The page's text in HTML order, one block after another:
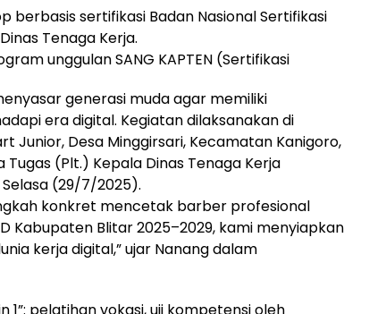
berbasis sertifikasi Badan Nasional Sertifikasi
Tenaga Kerja.
unggulan SANG KAPTEN (Sertifikasi
generasi muda agar memiliki
era digital. Kegiatan dilaksanakan di
Junior, Desa Minggirsari, Kecamatan Kanigoro,
(Plt.) Kepala Dinas Tenaga Kerja
(29/7/2025).
konkret mencetak barber profesional
Kabupaten Blitar 2025–2029, kami menyiapkan
kerja digital,” ujar Nanang dalam
1”: pelatihan vokasi, uji kompetensi oleh